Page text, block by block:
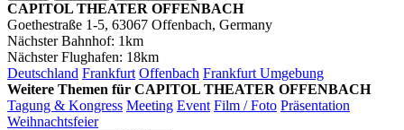
CAPITOL THEATER OFFENBACH
Goethestraße 1-5, 63067 Offenbach, Germany
Nächster Bahnhof: 1km
Nächster Flughafen: 18km
Deutschland Frankfurt Offenbach Frankfurt Umgebung
Weitere Themen für CAPITOL THEATER OFFENBACH
Tagung & Kongress Meeting Event Film / Foto Präsentation
Weihnachtsfeier